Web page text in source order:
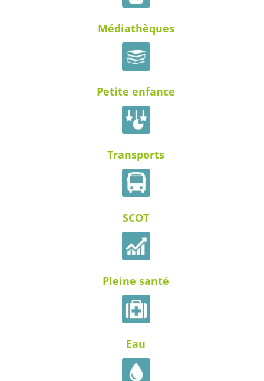
Médiathèques
Petite enfance
Transports
SCOT
Pleine santé
Eau